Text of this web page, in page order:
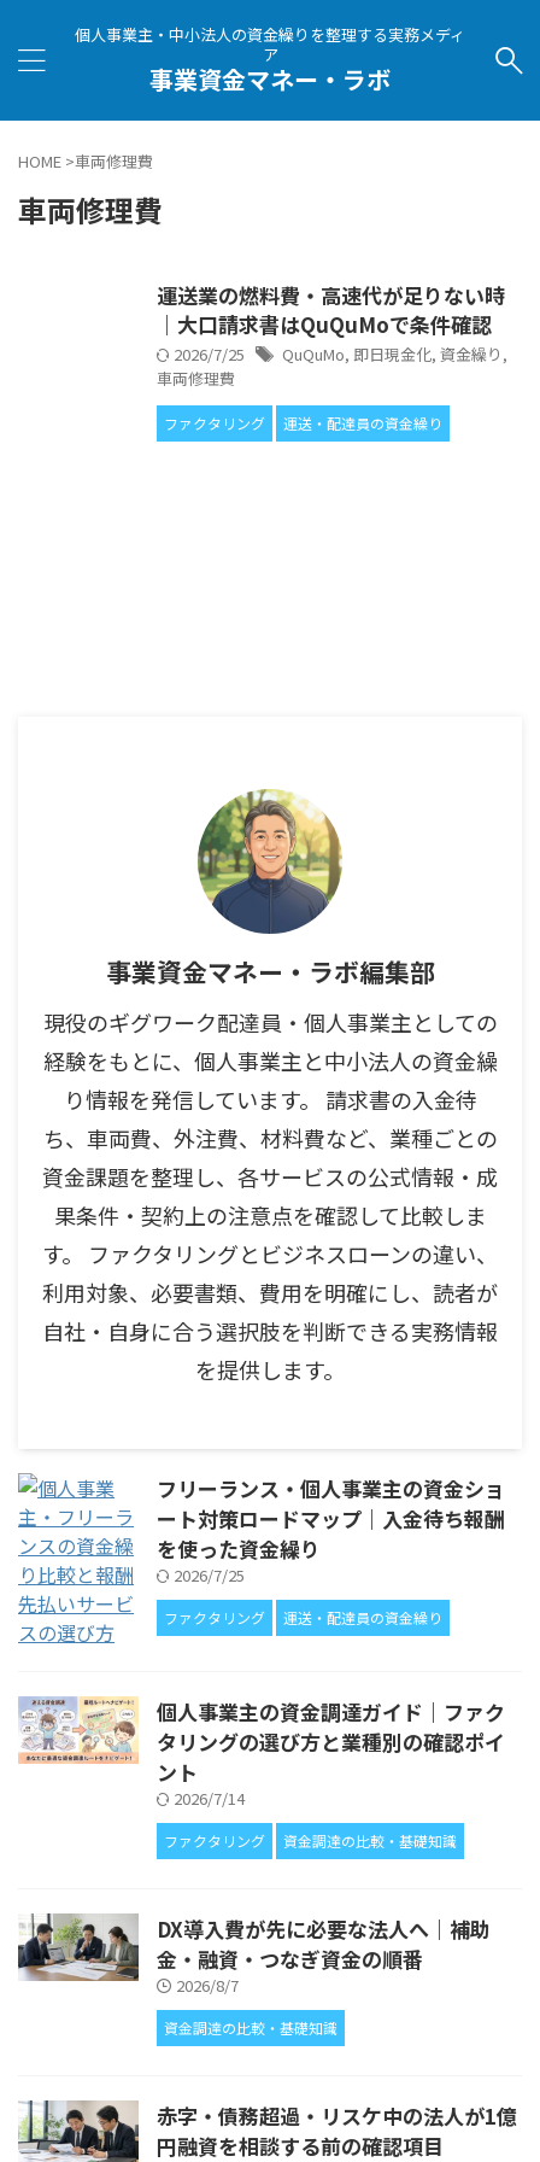
個人事業主・中小法人の資金繰りを整理する実務メディ
ア
事業資金マネー・ラボ
HOME >車両修理費
車両修理費
運送業の燃料費・高速代が足りない時
｜大口請求書はQuQuMoで条件確認
2026/7/25 QuQuMo, 即日現金化, 資金繰り ,
車両修理費
ファクタリング 運送・配達員の資金繰り
事業資金マネー・ラボ編集部
現役のギグワーク配達員・個人事業主としての
経験をもとに、個人事業主と中小法人の資金繰
り情報を発信しています。 請求書の入金待
ち、車両費、外注費、材料費など、業種ごとの
資金課題を整理し、各サービスの公式情報・成
果条件・契約上の注意点を確認して比較しま
す。 ファクタリングとビジネスローンの違い、
利用対象、必要書類、費用を明確にし、読者が
自社・自身に合う選択肢を判断できる実務情報
を提供します。
フリーランス・個人事業主の資金ショ
ート対策ロードマップ｜入金待ち報酬
を使った資金繰り
2026/7/25
ファクタリング 運送・配達員の資金繰り
個人事業主の資金調達ガイド｜ファク
タリングの選び方と業種別の確認ポイ
ント
2026/7/14
ファクタリング 資金調達の比較・基礎知識
DX導入費が先に必要な法人へ｜補助
金・融資・つなぎ資金の順番
2026/8/7
資金調達の比較・基礎知識
赤字・債務超過・リスケ中の法人が1億
円融資を相談する前の確認項目